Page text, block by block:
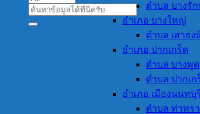
ค้นหา:
ตำบล บางรั
อำเภอ บางใหญ่
ตำบล เสาธง
อำเภอ ปากเกร็ด
ตำบล บางพูด
ตำบล ปากเก
อำเภอ เมืองนนทบุ
ตำบล ท่าทร